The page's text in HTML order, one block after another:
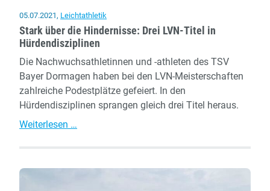
05.07.2021 , Leichtathletik
Stark über die Hindernisse: Drei LVN-Titel in
Hürdendisziplinen
Die Nachwuchsathletinnen und -athleten des TSV
Bayer Dormagen haben bei den LVN-Meisterschaften
zahlreiche Podestplätze gefeiert. In den
Hürdendisziplinen sprangen gleich drei Titel heraus.
Weiterlesen …
Hindernisse: